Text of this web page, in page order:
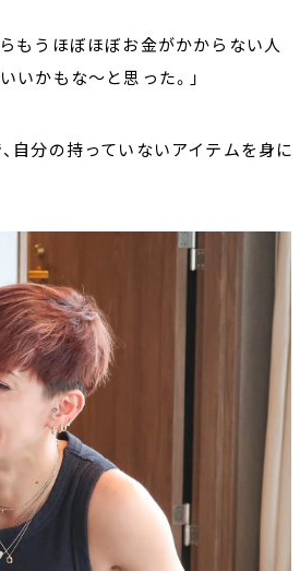
もうほぼほぼお金がかからない人
かもな～と思った。」
自分の持っていないアイテムを身に